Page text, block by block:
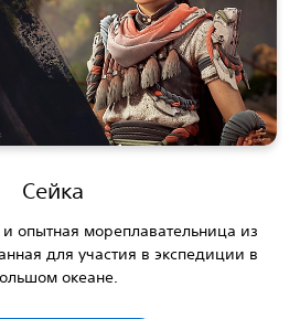
Сейка
опытная мореплавательница из
для участия в экспедиции в
океане.